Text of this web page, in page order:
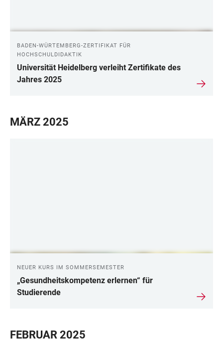
BADEN-WÜRTEMBERG-ZERTIFIKAT FÜR
HOCHSCHULDIDAKTIK
Universität Heidelberg verleiht Zertifikate des
Jahres 2025
MÄRZ 2025
NEUER KURS IM SOMMERSEMESTER
„Gesundheitskompetenz erlernen“ für
Studierende
FEBRUAR 2025